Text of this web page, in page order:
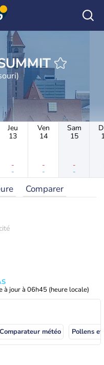
SUMMIT
Jeu
13
-
-
Ven
14
-
-
Sam
15
-
-
Comparer
à jour à 06h45 (heure locale)
Comparateur météo Pollens